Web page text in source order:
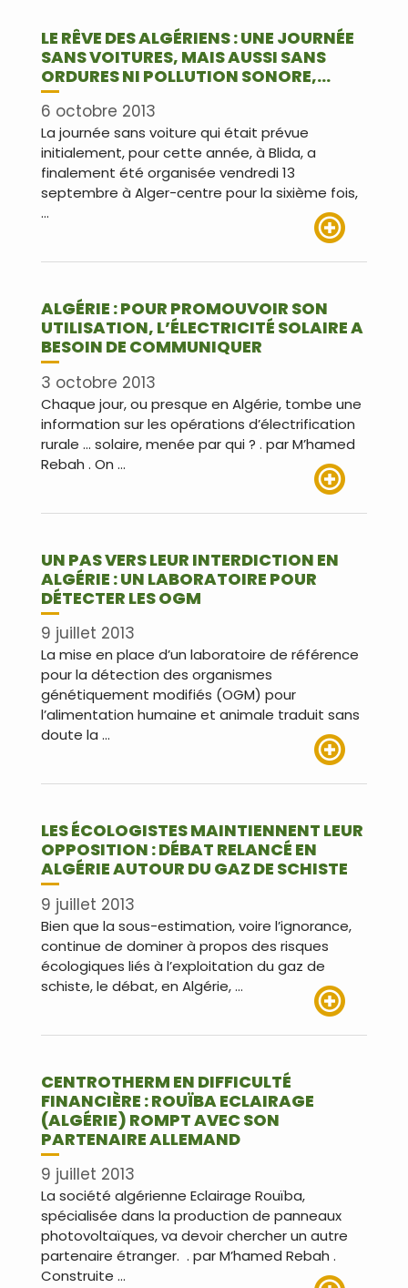
LE RÊVE DES ALGÉRIENS : UNE JOURNÉE
SANS VOITURES, MAIS AUSSI SANS
ORDURES NI POLLUTION SONORE,…
6 octobre 2013
La journée sans voiture qui était prévue
initialement, pour cette année, à Blida, a
finalement été organisée vendredi 13
septembre à Alger-centre pour la sixième fois,
…
ALGÉRIE : POUR PROMOUVOIR SON
UTILISATION, L’ÉLECTRICITÉ SOLAIRE A
BESOIN DE COMMUNIQUER
3 octobre 2013
Chaque jour, ou presque en Algérie, tombe une
information sur les opérations d’électrification
rurale … solaire, menée par qui ? . par M’hamed
Rebah . On …
UN PAS VERS LEUR INTERDICTION EN
ALGÉRIE : UN LABORATOIRE POUR
DÉTECTER LES OGM
9 juillet 2013
La mise en place d’un laboratoire de référence
pour la détection des organismes
génétiquement modifiés (OGM) pour
l’alimentation humaine et animale traduit sans
doute la …
LES ÉCOLOGISTES MAINTIENNENT LEUR
OPPOSITION : DÉBAT RELANCÉ EN
ALGÉRIE AUTOUR DU GAZ DE SCHISTE
9 juillet 2013
Bien que la sous-estimation, voire l’ignorance,
continue de dominer à propos des risques
écologiques liés à l’exploitation du gaz de
schiste, le débat, en Algérie, …
CENTROTHERM EN DIFFICULTÉ
FINANCIÈRE : ROUÏBA ECLAIRAGE
(ALGÉRIE) ROMPT AVEC SON
PARTENAIRE ALLEMAND
9 juillet 2013
La société algérienne Eclairage Rouïba,
spécialisée dans la production de panneaux
photovoltaïques, va devoir chercher un autre
partenaire étranger. . par M’hamed Rebah .
Construite …